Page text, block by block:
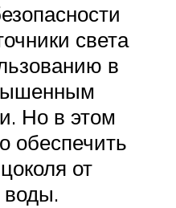
света
в
Но в этом
обеспечить
от
воды.